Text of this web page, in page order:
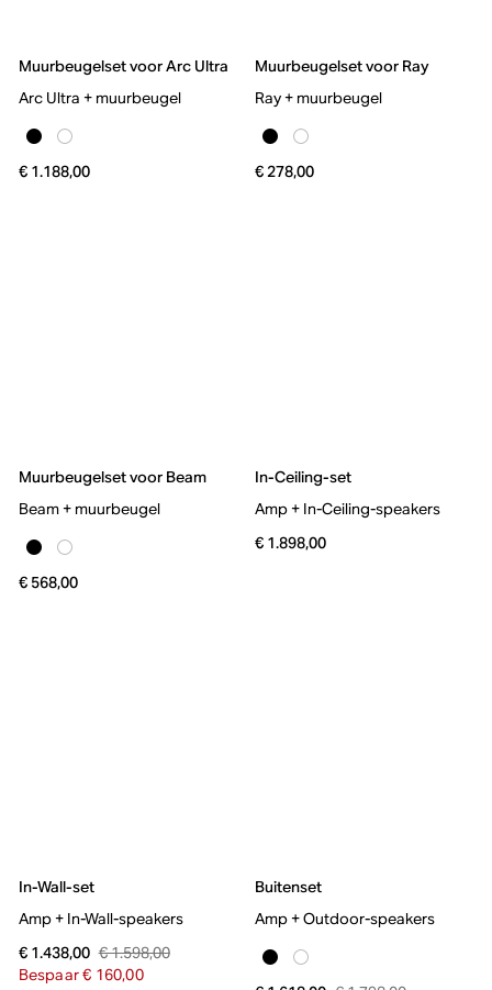
Muurbeugelset voor Arc Ultra
Arc Ultra + muurbeugel
€ 1.188,00
Muurbeugelset voor Ray
Ray + muurbeugel
€ 278,00
Muurbeugelset voor Beam
Beam + muurbeugel
€ 568,00
In-Ceiling-set
Amp + In-Ceiling-speakers
€ 1.898,00
In-Wall-set
Amp + In-Wall-speakers
€ 1.438,00 € 1.598,00
Bespaar € 160,00
Buitenset
Amp + Outdoor-speakers